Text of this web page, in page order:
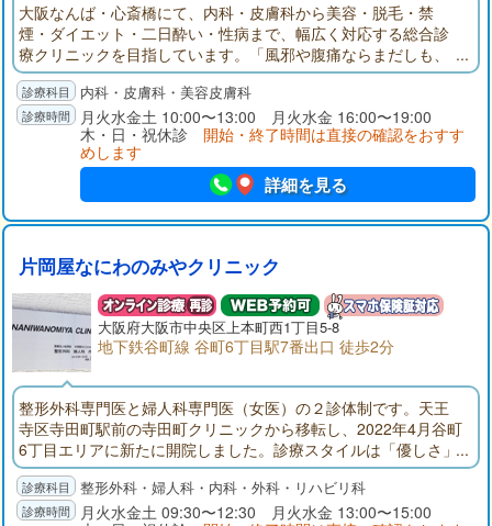
大阪なんば・心斎橋にて、内科・皮膚科から美容・脱毛・禁
煙・ダイエット・二日酔い・性病まで、幅広く対応する総合診
療クリニックを目指しています。「風邪や腹痛ならまだしも、
疲れや不眠でいったい何科を受診すればいいのか」「ちょっと
した悩みでも、気軽に相談できる医者がほしい」など、すべて
の悩みに応える治療を目指して努力しています。
内科・皮膚科・美容皮膚科
月火水金土 10:00〜13:00 月火水金 16:00〜19:00
木・日・祝休診 開始・終了時間は直接の確認をおすす
めします
詳細を見る
片岡屋なにわのみやクリニック
大阪府大阪市中央区上本町西1丁目5-8
地下鉄谷町線 谷町6丁目駅7番出口 徒歩2分
整形外科専門医と婦人科専門医（女医）の２診体制です。天王
寺区寺田町駅前の寺田町クリニックから移転し、2022年4月谷町
6丁目エリアに新たに開院しました。診療スタイルは「優しさ」
と「丁寧さ」です。なにかお困りのことがございましたら、ま
ずはご相談ください。院長はじめ、スタッフ一丸となって患者
様の悩みに寄り添います。
整形外科・婦人科・内科・外科・リハビリ科
月火水金土 09:30〜12:30 月火水金 13:00〜15:00